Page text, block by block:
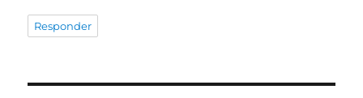
Responder